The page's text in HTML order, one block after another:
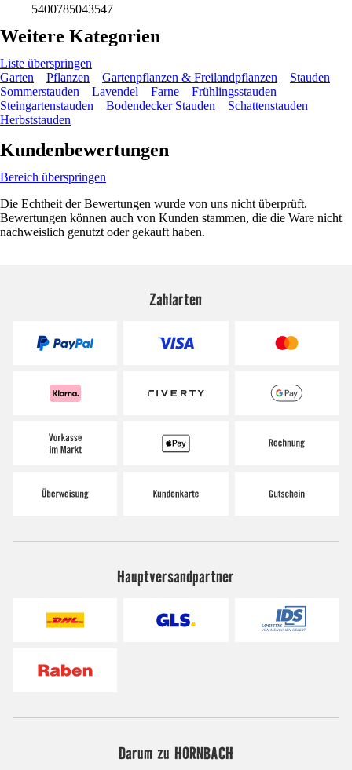
5400785043547
Weitere Kategorien
Liste überspringen
Garten
Pflanzen Gartenpflanzen & Freilandpflanzen
Stauden
Sommerstauden
Lavendel Farne
Frühlingsstauden
Steingartenstauden
Bodendecker Stauden
Schattenstauden
Herbststauden
Kundenbewertungen
Bereich überspringen
Die Echtheit der Bewertungen wurde von uns nicht überprüft.
Bewertungen können auch von Kunden stammen, die die Ware nicht
nachweislich genutzt oder gekauft haben.
Zahlarten
Hauptversandpartner
Darum zu HORNBACH